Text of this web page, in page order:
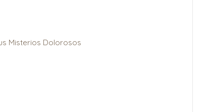
Misterios Dolorosos